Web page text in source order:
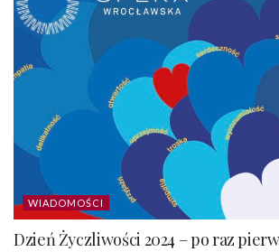
WIADOMOŚCI
Dzień Życzliwości 2024 – po raz